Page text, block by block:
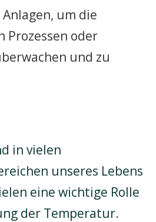
um die
Prozessen oder
und zu
in vielen
unseres Lebens
eine wichtige Rolle
der Temperatur.